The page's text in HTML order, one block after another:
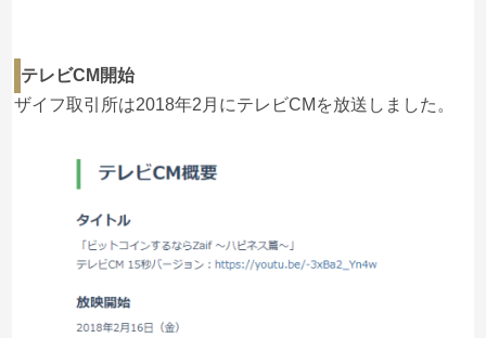
テレビCM開始
ザイフ取引所は2018年2月にテレビCMを放送しました。